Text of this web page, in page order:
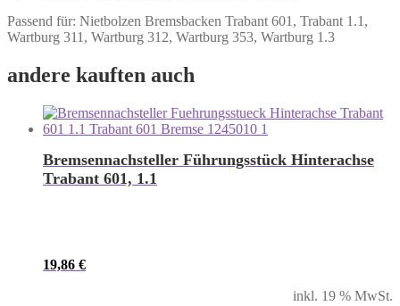
Passend für: Nietbolzen Bremsbacken Trabant 601, Trabant 1.1,
Wartburg 311, Wartburg 312, Wartburg 353, Wartburg 1.3
andere kauften auch
Bremsennachsteller Führungsstück Hinterachse
Trabant 601, 1.1
19,86 €
inkl. 19 % MwSt.